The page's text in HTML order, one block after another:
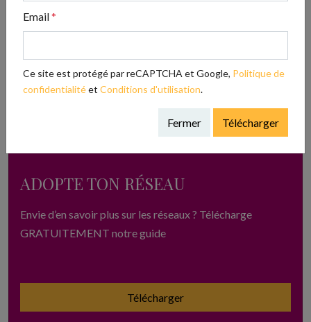
Email*
Ce site est protégé par reCAPTCHA et Google, Politique de
confidentialitéet Conditions d'utilisation.
Fermer Télécharger
ADOPTE TON RÉSEAU
Envie d’en savoir plus sur les réseaux ? Télécharge
GRATUITEMENT notre guide
Télécharger